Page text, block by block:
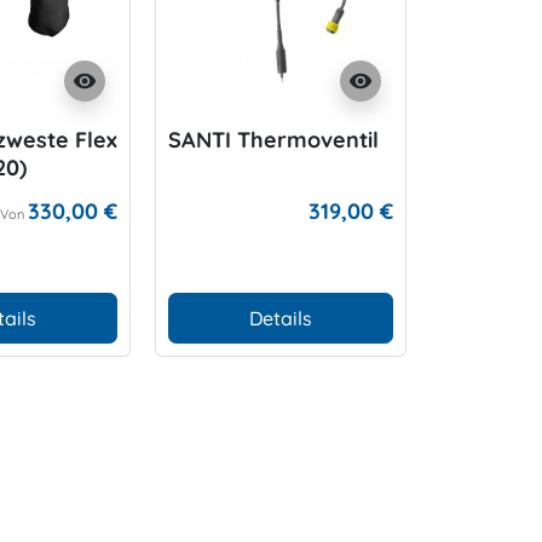
visibility
Flex
Von 330,00 €
visibility
SANTI Thermoventil
319,00 €
Details